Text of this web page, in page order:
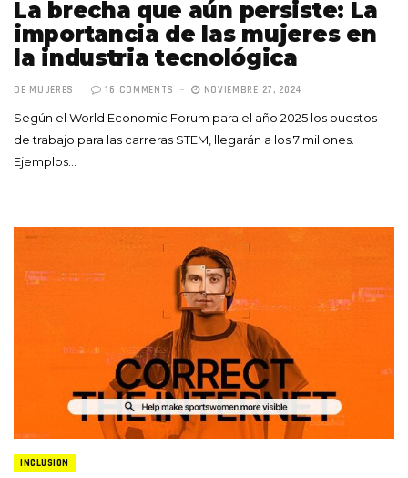
La brecha que aún persiste: La
importancia de las mujeres en
la industria tecnológica
DE MUJERES 16 COMMENTS NOVIEMBRE 27, 2024
Según el World Economic Forum para el año 2025 los puestos
de trabajo para las carreras STEM, llegarán a los 7 millones.
Ejemplos…
INCLUSION